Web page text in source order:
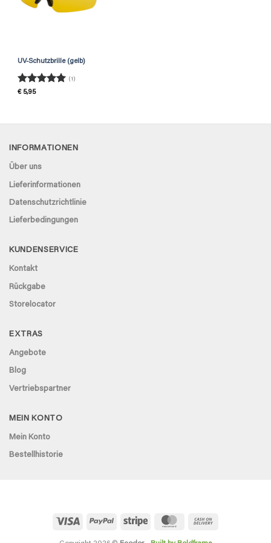
UV-Schutzbrille (gelb)
Rated
(1)
€5,95
INFORMATIONEN
Über uns
Lieferinformationen
Datenschutzrichtlinie
Lieferbedingungen
KUNDENSERVICE
Kontakt
Rückgabe
Storelocator
EXTRAS
Angebote
Blog
Vertriebspartner
MEIN KONTO
Mein Konto
Bestellhistorie
Visa PayPal Stripe MasterCard